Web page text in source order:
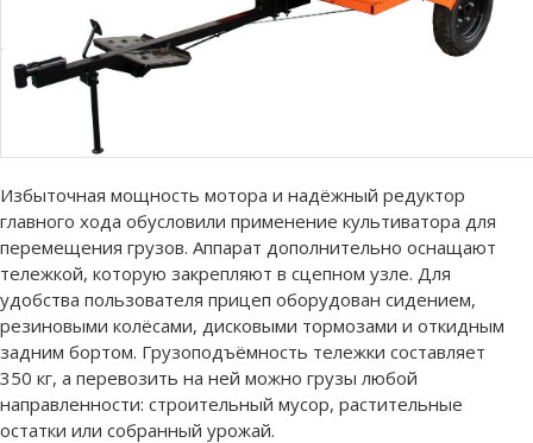
Избыточная мощность мотора и надёжный редуктор
главного хода обусловили применение культиватора для
перемещения грузов. Аппарат дополнительно оснащают
тележкой, которую закрепляют в сцепном узле. Для
удобства пользователя прицеп оборудован сидением,
резиновыми колёсами, дисковыми тормозами и откидным
задним бортом. Грузоподъёмность тележки составляет
350 кг, а перевозить на ней можно грузы любой
направленности: строительный мусор, растительные
остатки или собранный урожай.